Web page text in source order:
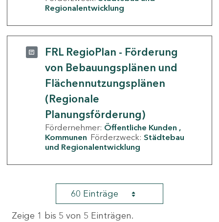
Regionalentwicklung
FRL RegioPlan - Förderung
von Bebauungsplänen und
Flächennutzungsplänen
(Regionale
Planungsförderung)
Fördernehmer: Öffentliche Kunden
Kommunen Förderzweck: Städtebau
und Regionalentwicklung
60 Einträge
Zeige 1 bis 5 von 5 Einträgen.